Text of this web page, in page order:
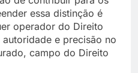
essa distinção é
operador do Direito
e precisão no
campo do Direito